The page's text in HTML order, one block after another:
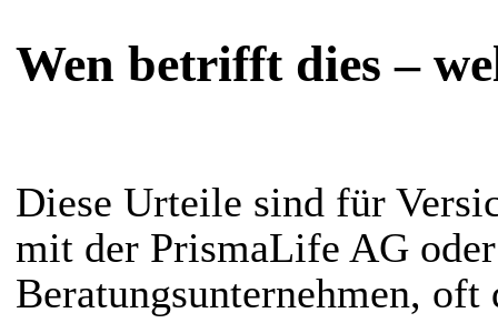
Wen betrifft dies –
Diese Urteile sind für
mit der PrismaLife AG
Beratungsunternehmen, oft